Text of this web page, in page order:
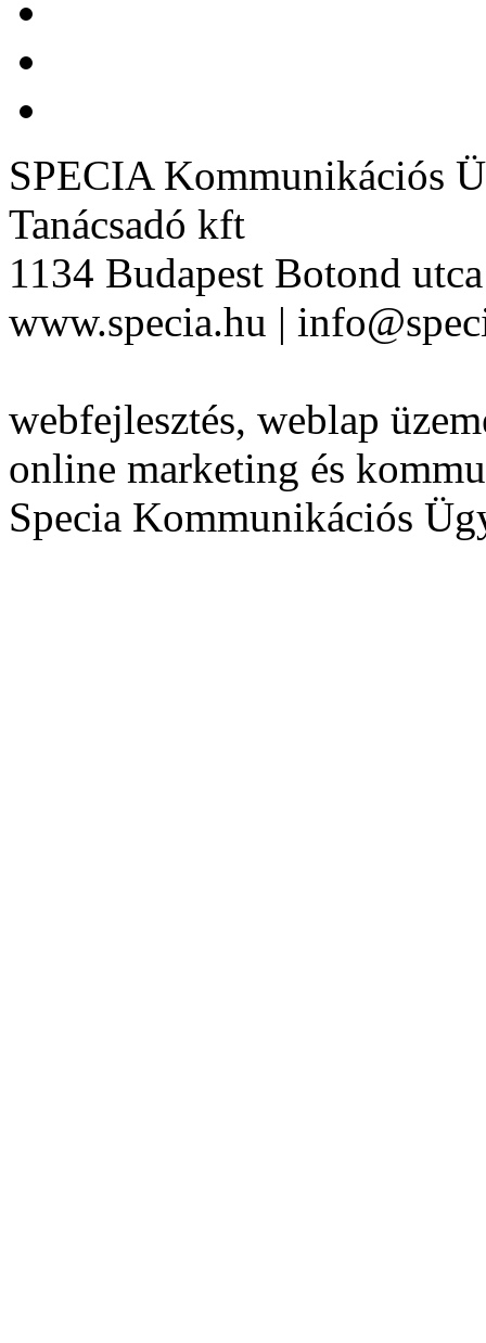
SPECIA Kommunikációs
Tanácsadó kft
1134 Budapest Botond
www.specia.hu |
webfejlesztés, weblap
online marketing és
Specia Kommunikációs